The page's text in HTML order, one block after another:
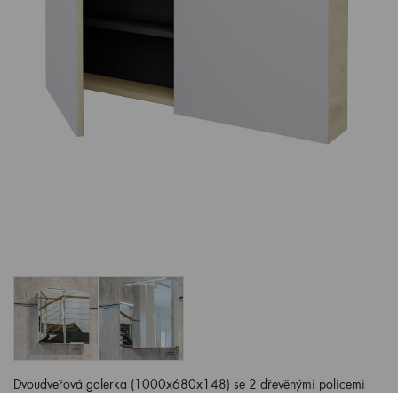
Dvoudveřová galerka (1000x680x148) se 2 dřevěnými policemi